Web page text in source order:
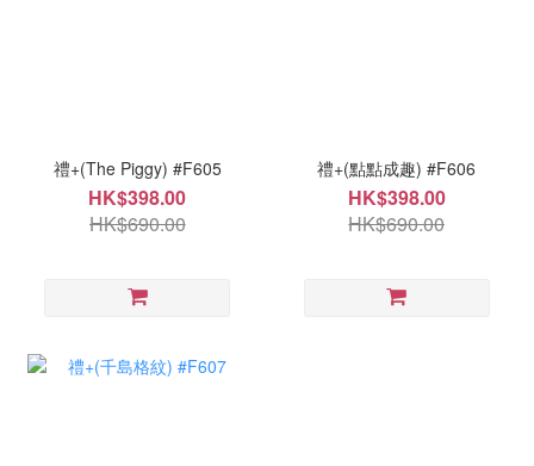
禮+(The Piggy) #F605
HK$398.00
HK$690.00
禮+(點點成趣) #F606
HK$398.00
HK$690.00